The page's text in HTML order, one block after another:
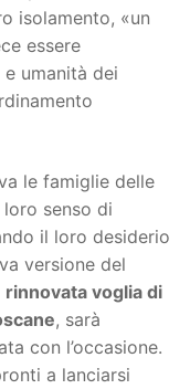
isolamento, «un
essere
umanità dei
le famiglie delle
senso di
il loro desiderio
versione del
rinnovata voglia di
, sarà
con l’occasione.
a lanciarsi